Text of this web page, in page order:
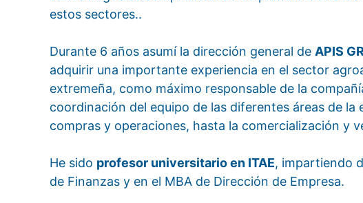
estos sectores..
Durante 6 años asumí la dirección general de APIS
adquirir una importante experiencia en el sector
extremeña, como máximo responsable de la
coordinación del equipo de las diferentes áreas de la
compras y operaciones, hasta la comercialización y
He sido profesor universitario en ITAE, impartiendo
de Finanzas y en el MBA de Dirección de Empresa.